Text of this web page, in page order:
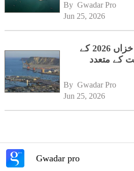
By Gwadar Pro
Jun 25, 2026
پی سی ٹی وی آئی میں خزاں 2026 کے
کے متعدد
By Gwadar Pro
Jun 25, 2026
Gwadar pro